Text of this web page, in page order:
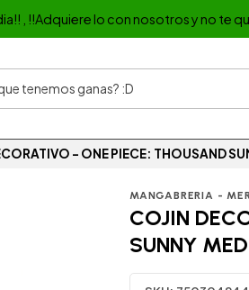
, !!Adquiere lo con nosotros y no te
- ONE PIECE: THOUSAND
MANGABRERIA -
COJIN
SUNNY